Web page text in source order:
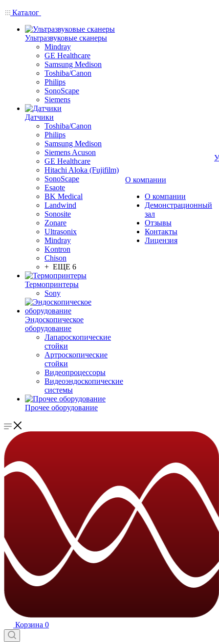
Каталог
Ультразвуковые сканеры
Mindray
GE Healthcare
Samsung Medison
Toshiba/Canon
Philips
SonoScape
Siemens
Датчики
Toshiba/Canon
Philips
Samsung Medison
Siemens Acuson
GE Healthcare
Hitachi Aloka (Fujifilm)
SonoScape
Esaote
BK Medical
Landwind
Sonosite
Zonare
Ultrasonix
Mindray
Kontron
Chison
+ ЕЩЕ 6
Термопринтеры
Sony
Эндоскопическое
оборудование
Лапароскопические
стойки
Артроскопические
стойки
Видеопроцессоры
Видеоэндоскопические
системы
Прочее оборудование
О компании
О компании
Демонстрационный
зал
Отзывы
Контакты
Лицензия
Корзина 0